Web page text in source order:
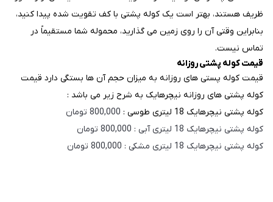
ظریف هستند، بهتر است یک کوله پشتی با کف تقویت شده پیدا کنید،
بنابراین وقتی آن را روی زمین می گذارید، محموله شما مستقیماً در
تماس نیست.
قیمت کوله پشتی روزانه
قیمت کوله پستی های روزانه به میزان حجم آن ها بستگی دارد قیمت
کوله پشتی های روزانه نیچرهایک به شرح زیر می باشد :
کوله پشتی نیچرهایک 18 لیتری طوسی :
800,000 تومان
کوله پشتی نیچرهایک 18 لیتری آبی : 800,000 تومان
کوله پشتی نیچرهایک 18 لیتری مشکی : 800,000 تومان